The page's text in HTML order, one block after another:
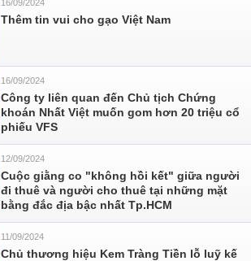
16/09/2024
Thêm tin vui cho gạo Việt Nam
16/09/2024
Công ty liên quan đến Chủ tịch Chứng
khoán Nhất Việt muốn gom hơn 20 triệu cổ
phiếu VFS
12/09/2024
Cuộc giằng co "không hồi kết" giữa người
đi thuê và người cho thuê tại những mặt
bằng đắc địa bậc nhất Tp.HCM
11/09/2024
Chủ thương hiệu Kem Tràng Tiền lỗ luỹ kế